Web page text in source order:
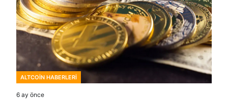
ALTCOIN HABERLERI
6 ay önce